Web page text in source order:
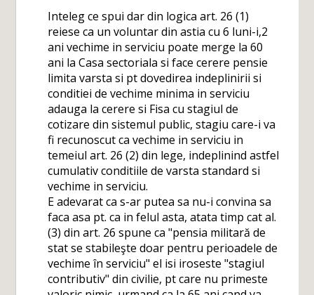
Inteleg ce spui dar din logica art. 26 (1)
reiese ca un voluntar din astia cu 6 luni-i,2
ani vechime in serviciu poate merge la 60
ani la Casa sectoriala si face cerere pensie
limita varsta si pt dovedirea indeplinirii si
conditiei de vechime minima in serviciu
adauga la cerere si Fisa cu stagiul de
cotizare din sistemul public, stagiu care-i va
fi recunoscut ca vechime in serviciu in
temeiul art. 26 (2) din lege, indeplinind astfel
cumulativ conditiile de varsta standard si
vechime in serviciu.
E adevarat ca s-ar putea sa nu-i convina sa
faca asa pt. ca in felul asta, atata timp cat al.
(3) din art. 26 spune ca "pensia militară de
stat se stabileşte doar pentru perioadele de
vechime în serviciu" el isi iroseste "stagiul
contributiv" din civilie, pt care nu primeste